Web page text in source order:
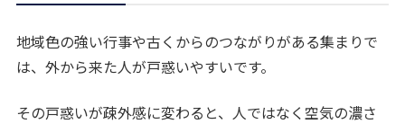
地域色の強い行事や古くからのつながりがある集まりで
は、外から来た人が戸惑いやすいです。
その戸惑いが疎外感に変わると、人ではなく空気の濃さ